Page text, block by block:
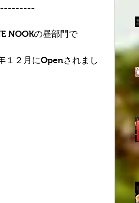
NOOKの昼部門で
１２月にOpenされまし